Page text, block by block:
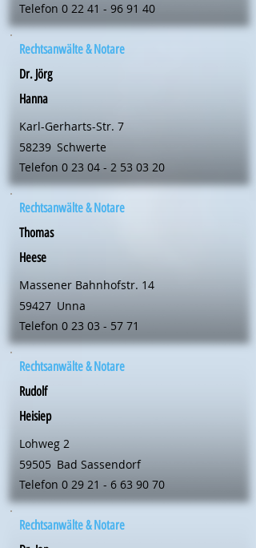
Telefon 0 22 41 - 96 91 40
Rechtsanwälte & Notare
Dr. Jörg
Hanna
Karl-Gerharts-Str. 7
58239 Schwerte
Telefon 0 23 04 - 2 53 03 20
Rechtsanwälte & Notare
Thomas
Heese
Massener Bahnhofstr. 14
59427 Unna
Telefon 0 23 03 - 57 71
Rechtsanwälte & Notare
Rudolf
Heisiep
Lohweg 2
59505 Bad Sassendorf
Telefon 0 29 21 - 6 63 90 70
Rechtsanwälte & Notare